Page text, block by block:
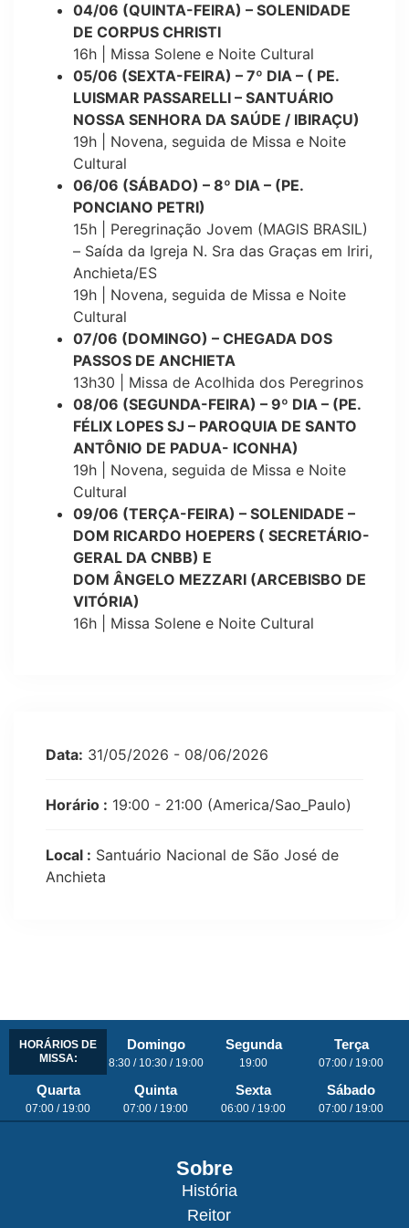
04/06 (QUINTA-FEIRA) – SOLENIDADE
DE CORPUS CHRISTI
16h | Missa Solene e Noite Cultural
05/06 (SEXTA-FEIRA) – 7º DIA – ( PE.
LUISMAR PASSARELLI – SANTUÁRIO
NOSSA SENHORA DA SAÚDE / IBIRAÇU)
19h | Novena, seguida de Missa e Noite
Cultural
06/06 (SÁBADO) – 8º DIA – (PE.
PONCIANO PETRI)
15h | Peregrinação Jovem (MAGIS BRASIL)
– Saída da Igreja N. Sra das Graças em Iriri,
Anchieta/ES
19h | Novena, seguida de Missa e Noite
Cultural
07/06 (DOMINGO) – CHEGADA DOS
PASSOS DE ANCHIETA
13h30 | Missa de Acolhida dos Peregrinos
08/06 (SEGUNDA-FEIRA) – 9º DIA – (PE.
FÉLIX LOPES SJ – PAROQUIA DE SANTO
ANTÔNIO DE PADUA- ICONHA)
19h | Novena, seguida de Missa e Noite
Cultural
09/06 (TERÇA-FEIRA) – SOLENIDADE –
DOM RICARDO HOEPERS ( SECRETÁRIO-
GERAL DA CNBB) E
DOM ÂNGELO MEZZARI (ARCEBISBO DE
VITÓRIA)
16h | Missa Solene e Noite Cultural
Data: 31/05/2026 - 08/06/2026
Horário : 19:00 - 21:00 (America/Sao_Paulo)
Local : Santuário Nacional de São José de
Anchieta
HORÁRIOS DE
MISSA:
Domingo
8:30 / 10:30 / 19:00
Segunda
19:00
Terça
07:00 / 19:00
Quarta
07:00 / 19:00
Quinta
07:00 / 19:00
Sexta
06:00 / 19:00
Sábado
07:00 / 19:00
Sobre
História
Reitor